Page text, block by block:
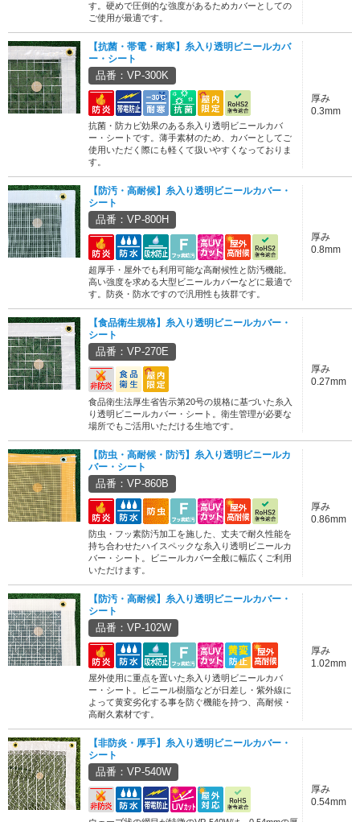
す。硬めで圧倒的な強度があるためカバーとしての
ご使用が最適です。
【抗菌・帯電・耐寒】糸入り透明ビニールカバ
ー・シート
品番：VP-300K
抗菌・防カビ効果のある糸入り透明ビニールカバ
ー・シートです。薄手素材のため、カバーとしてご
使用いただく際にも軽くて扱いやすくなっておりま
す。
厚み
0.3mm
【防汚・高耐候】糸入り透明ビニールカバー・
シート
品番：VP-800H
超厚手・屋外でも利用可能な高耐候性と防汚機能。
高い強度を求める大型ビニールカバーなどに最適で
す。防炎・防水ですので汎用性も抜群です。
厚み
0.8mm
【食品衛生規格】糸入り透明ビニールカバー・
シート
品番：VP-270E
食品衛生法厚生省告示第20号の規格に基づいた糸入
り透明ビニールカバー・シート。衛生管理が必要な
場所でもご活用いただける生地です。
厚み
0.27mm
【防虫・高耐候・防汚】糸入り透明ビニールカ
バー・シート
品番：VP-860B
防虫・フッ素防汚加工を施した、丈夫で耐久性能を
持ち合わせたハイスペックな糸入り透明ビニールカ
バー・シート。ビニールカバー全般に幅広くご利用
いただけます。
厚み
0.86mm
【防汚・高耐候】糸入り透明ビニールカバー・
シート
品番：VP-102W
屋外使用に重点を置いた糸入り透明ビニールカバ
ー・シート。ビニール樹脂などが日差し・紫外線に
よって黄変劣化する事を防ぐ機能を持つ、高耐候・
高耐久素材です。
厚み
1.02mm
【非防炎・厚手】糸入り透明ビニールカバー・
シート
品番：VP-540W
厚み
0.54mm